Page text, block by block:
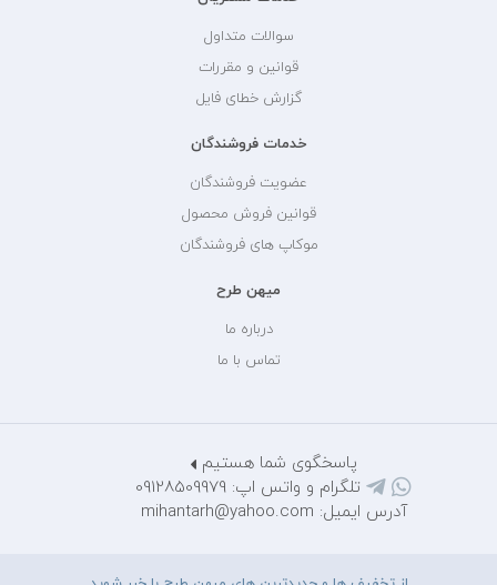
سوالات متداول
قوانین و مقررات
گزارش خطای فایل
خدمات فروشندگان
عضویت فروشندگان
قوانین فروش محصول
موکاپ های فروشندگان
میهن طرح
درباره ما
تماس با ما
پاسخگوی شما هستیم
تلگرام و واتس اپ: 09128509979
آدرس ایمیل: mihantarh@yahoo.com